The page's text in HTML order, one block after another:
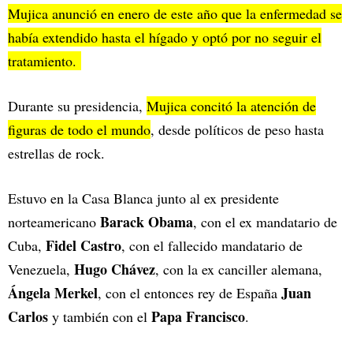
Mujica anunció en enero de este año que la enfermedad se
había extendido hasta el hígado y optó por no seguir el
tratamiento.
Durante su presidencia, Mujica concitó la atención de
figuras de todo el mundo, desde políticos de peso hasta
estrellas de rock.
Estuvo en la Casa Blanca junto al ex presidente
norteamericano Barack Obama, con el ex mandatario de
Cuba, Fidel Castro, con el fallecido mandatario de
Venezuela, Hugo Chávez, con la ex canciller alemana,
Ángela Merkel, con el entonces rey de España Juan
Carlos y también con el Papa Francisco.